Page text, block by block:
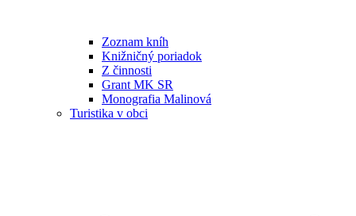
Zoznam kníh
Knižničný poriadok
Z činnosti
Grant MK SR
Monografia Malinová
Turistika v obci